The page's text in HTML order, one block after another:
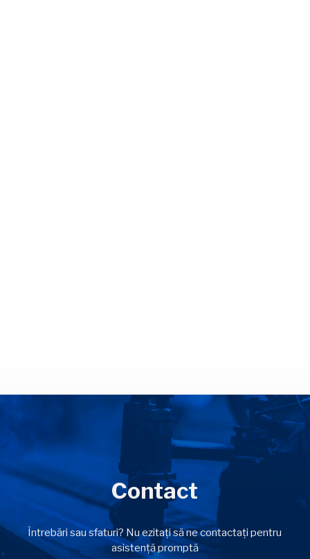
Contact
Întrebări sau sfaturi? Nu ezitați să ne contactați pentru
asistență promptă